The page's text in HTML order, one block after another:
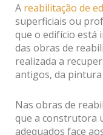
A reabilitação de
superficiais ou
que o edifício está
das obras de
realizada a
antigos, da
Nas obras de
que a construtora
adequados face